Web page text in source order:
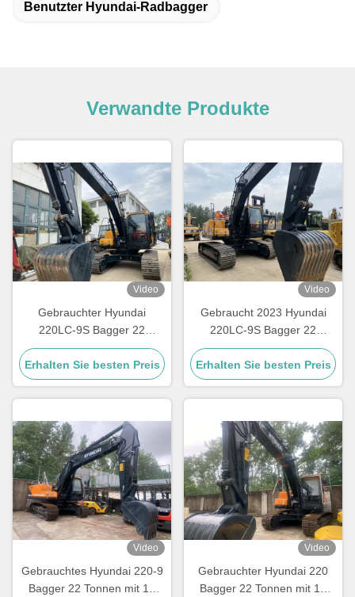
Benutzter Hyundai-Radbagger
Verwandte Produkte
Video
Gebrauchter Hyundai
220LC-9S Bagger 22
Tonnen mit 1,05 m³ Löffel
Erhalten Sie besten Preis
Video
Gebraucht 2023 Hyundai
220LC-9S Bagger 22
Tonnen mit 1,05m3 Eimer
Erhalten Sie besten Preis
Video
Gebrauchtes Hyundai 220-9
Bagger 22 Tonnen mit 12
Video
Gebrauchter Hyundai 220
Bagger 22 Tonnen mit 12